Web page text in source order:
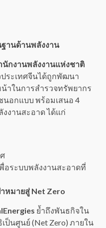
านด้านพลังงาน
นักงานพลังงานแห่งชาติ
ประเทศจีนได้ถูกพัฒนา
าในการสำรวจทรัพยากร
นอกแบบ พร้อมเสนอ 4
งานสะอาด ได้แก่
อระบบพลังงานสะอาดที่
าหมายสู่ Net Zero
ย้ำถึงพันธกิจใน
ป็นศูนย์ (Net Zero) ภายใน